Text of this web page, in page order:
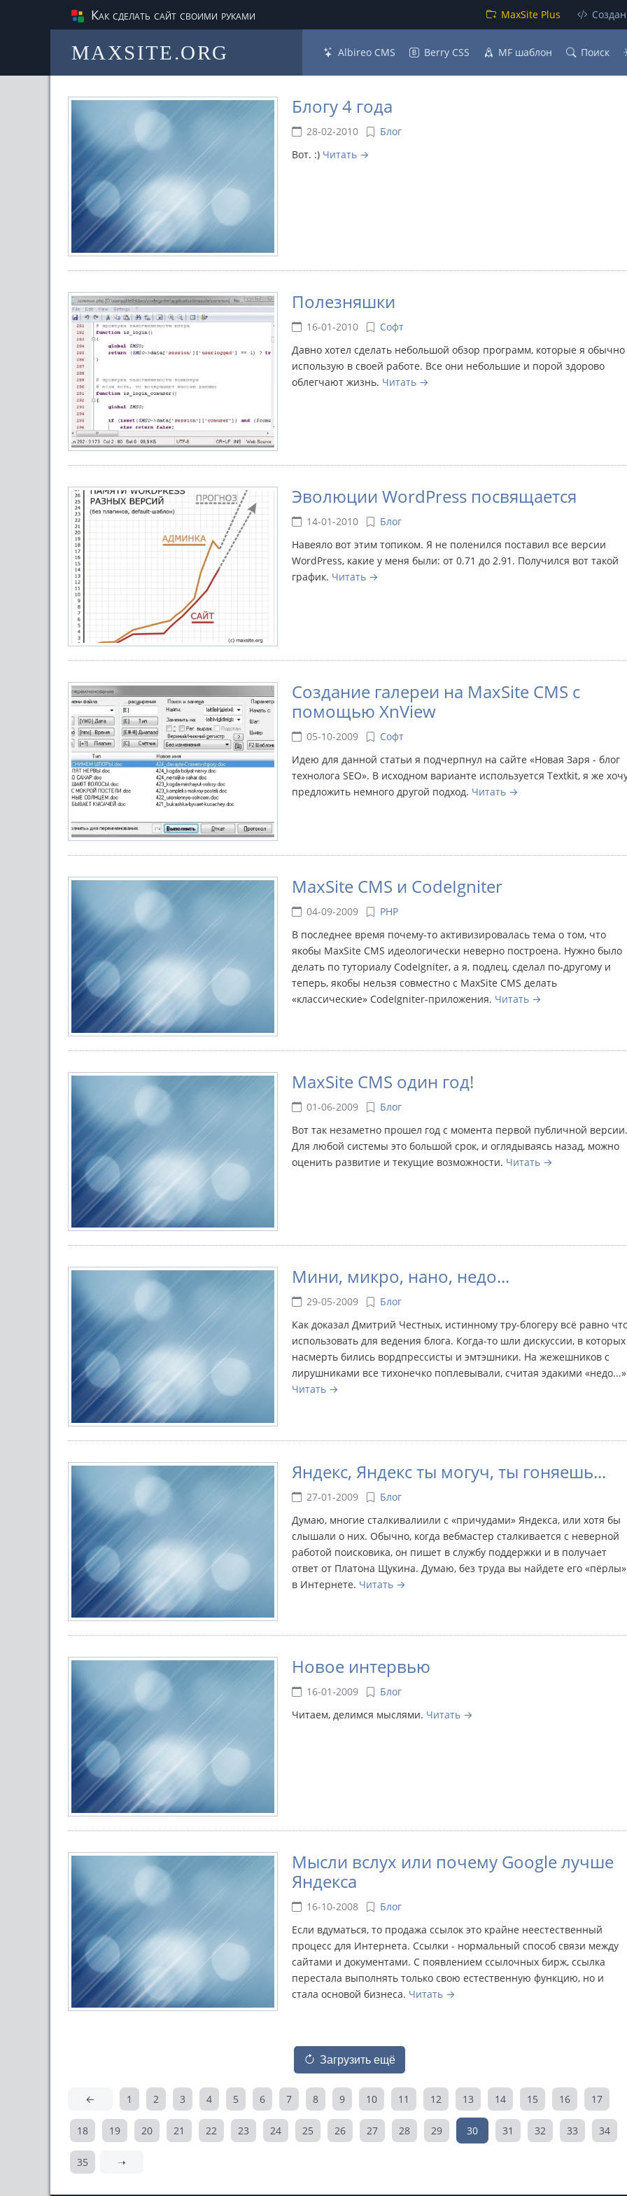
Как сделать сайт своими руками MaxSite Plus
MAXSITE.ORG Albireo CMS Berry CSS MF шаблон Поиск
Блогу 4 года
28-02-2010
Блог
Вот. :) Читать
Полезняшки
16-01-2010
Софт
Давно хотел сделать небольшой обзор программ, которые я обычно
использую в своей работе. Все они небольшие и порой здорово
облегчают жизнь. Читать
Эволюции WordPress посвящается
14-01-2010
Блог
Навеяло вот этим топиком. Я не поленился поставил все версии
WordPress, какие у меня были: от 0.71 до 2.91. Получился вот такой
график. Читать
Создание галереи на MaxSite CMS с
помощью XnView
05-10-2009
Софт
Идею для данной статьи я подчерпнул на сайте «Новая Заря - блог
технолога SEO». В исходном варианте используется Textkit, я же
предложить немного другой подход. Читать
MaxSite CMS и CodeIgniter
04-09-2009
PHP
В последнее время почему-то активизировалась тема о том, что
якобы MaxSite CMS идеологически неверно построена. Нужно было
делать по туториалу CodeIgniter, а я, подлец, сделал по-другому и
теперь, якобы нельзя совместно с MaxSite CMS делать
«классические» CodeIgniter-приложения. Читать
MaxSite CMS один год!
01-06-2009
Блог
Вот так незаметно прошел год с момента первой публичной версии.
Для любой системы это большой срок, и оглядываясь назад, можно
оценить развитие и текущие возможности. Читать
Мини, микро, нано, недо...
29-05-2009
Блог
Как доказал Дмитрий Честных, истинному тру-блогеру всё равно
использовать для ведения блога. Когда-то шли дискуссии, в которых
насмерть бились вордпрессисты и эмтэшники. На жежешников с
лирушниками все тихонечко поплевывали, считая эдакими
Читать
Яндекс, Яндекс ты могуч, ты гоняешь...
27-01-2009
Блог
Думаю, многие сталкивалиили с «причудами» Яндекса, или хотя бы
слышали о них. Обычно, когда вебмастер сталкивается с неверной
работой поисковика, он пишет в службу поддержки и в получает
ответ от Платона Щукина. Думаю, без труда вы найдете его «пёрлы»
в Интернете. Читать
Новое интервью
16-01-2009
Блог
Читаем, делимся мыслями. Читать
Мысли вслух или почему Google лучше
Яндекса
16-10-2008
Блог
Если вдуматься, то продажа ссылок это крайне неестественный
процесс для Интернета. Ссылки - нормальный способ связи между
сайтами и документами. С появлением ссылочных бирж, ссылка
перестала выполнять только свою естественную функцию, но и
стала основой бизнеса. Читать
Загрузить ещё
← 1 2 3 4 5 6 7 8 9 10 11 12 13 14 15 16 17
18 19 20 21 22 23 24 25 26 27 28 29 30 31 32 33 34
35 ➝